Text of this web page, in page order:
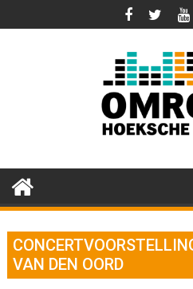
naar
VAN DEN OORD